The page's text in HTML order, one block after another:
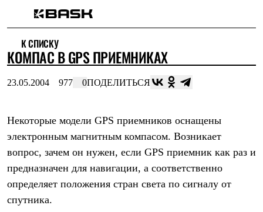
Интернет-магазин
Мужская одежда
Утепленная пухом
Куртки
Брюки
Утепленная синтетикой
Куртки
Штормовая одежда
Куртки
Софтшелл одежда
Куртки
К СПИСКУ
КОМПАС В GPS ПРИЕМНИКАХ
23.05.2004 977 0ПОДЕЛИТЬСЯ
Некоторые модели GPS приемников оснащены
электронным магнитным компасом. Возникает
вопрос, зачем он нужен, если GPS приемник как раз и
предназначен для навигации, а соответственно
определяет положения стран света по сигналу от
спутника.